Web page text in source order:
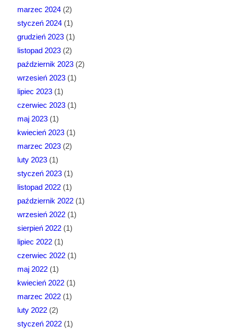
marzec 2024(2)
styczeń 2024(1)
grudzień 2023(1)
listopad 2023(2)
październik 2023(2)
wrzesień 2023(1)
lipiec 2023(1)
czerwiec 2023(1)
maj 2023(1)
kwiecień 2023(1)
marzec 2023(2)
luty 2023(1)
styczeń 2023(1)
listopad 2022(1)
październik 2022(1)
wrzesień 2022(1)
sierpień 2022(1)
lipiec 2022(1)
czerwiec 2022(1)
maj 2022(1)
kwiecień 2022(1)
marzec 2022(1)
luty 2022(2)
styczeń 2022(1)